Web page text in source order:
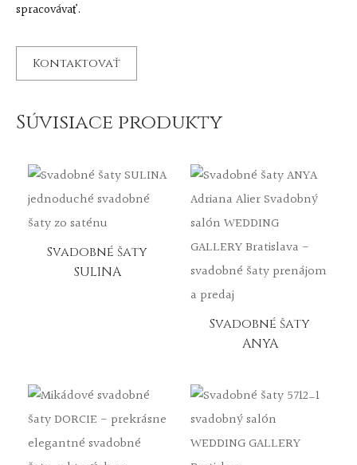
spracovávať.
Súvisiace produkty
Svadobné šaty
SULINA
Svadobné šaty
ANYA